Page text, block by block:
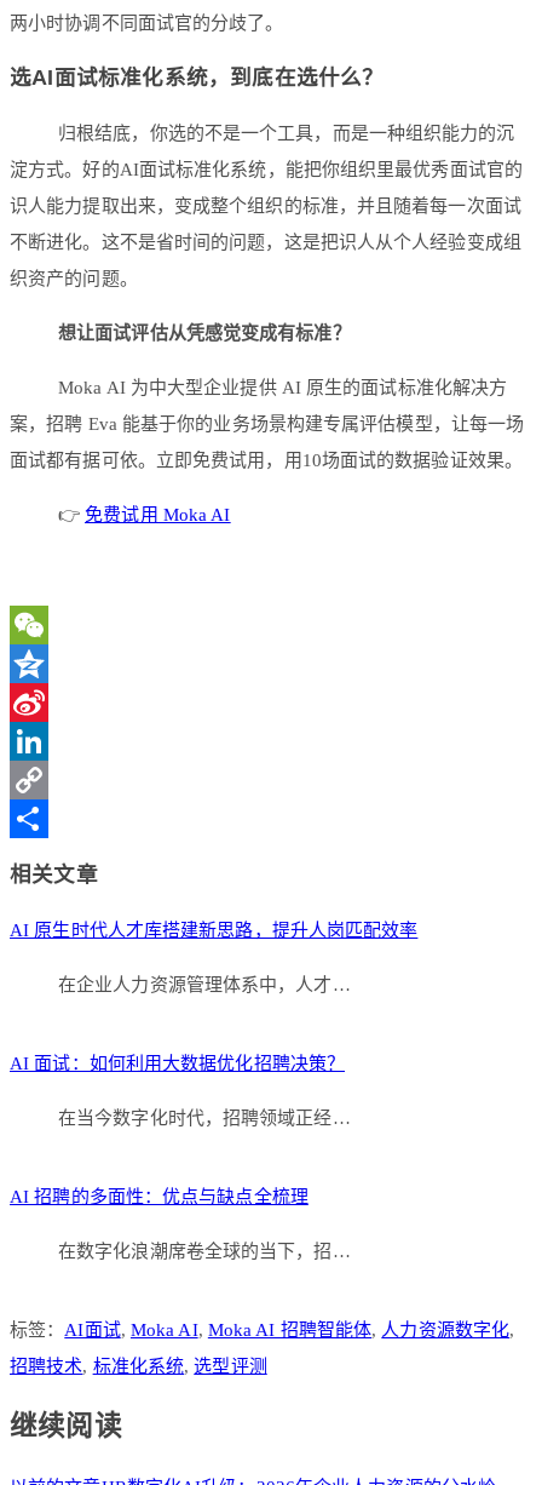
两小时协调不同面试官的分歧了。
选AI面试标准化系统，到底在选什么？
归根结底，你选的不是一个工具，而是一种组织能力的沉
淀方式。好的AI面试标准化系统，能把你组织里最优秀面试官的
识人能力提取出来，变成整个组织的标准，并且随着每一次面试
不断进化。这不是省时间的问题，这是把识人从个人经验变成组
织资产的问题。
想让面试评估从凭感觉变成有标准？
Moka AI 为中大型企业提供 AI 原生的面试标准化解决方
案，招聘 Eva 能基于你的业务场景构建专属评估模型，让每一场
面试都有据可依。立即免费试用，用10场面试的数据验证效果。
👉免费试用 Moka AI
WeChat
Qzone
Sina
Weibo
LinkedIn
Copy
相关文章
AI 原生时代人才库搭建新思路，提升人岗匹配效率
在企业人力资源管理体系中，人才…
AI 面试：如何利用大数据优化招聘决策？
在当今数字化时代，招聘领域正经…
AI 招聘的多面性：优点与缺点全梳理
在数字化浪潮席卷全球的当下，招…
标签： AI面试, Moka AI, Moka AI 招聘智能体, 人力资源数字化,
招聘技术, 标准化系统,选型评测
继续阅读